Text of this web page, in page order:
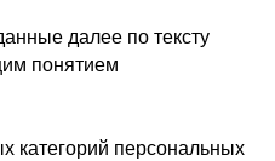
далее по тексту
понятием
категорий персональных